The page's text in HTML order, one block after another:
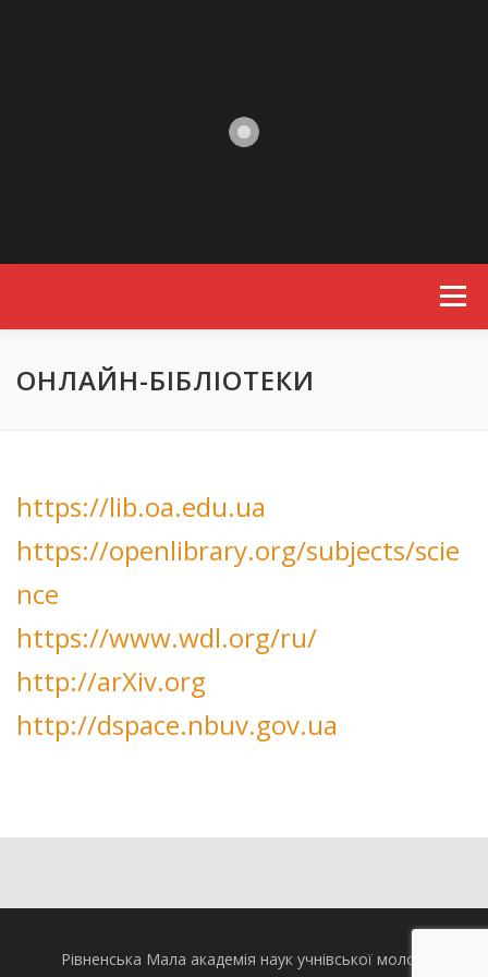
Menu
ОНЛАЙН-БІБЛІОТЕКИ
https://lib.oa.edu.ua
https://openlibrary.org/subjects/scie
nce
https://www.wdl.org/ru/
http://arXiv.org
http://dspace.nbuv.gov.ua
Рівненська Мала академія наук учнівської молоді